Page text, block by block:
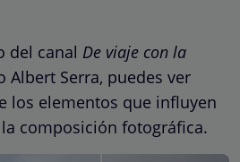
del canal De viaje con la
Albert Serra, puedes ver
los elementos que influyen
composición fotográfica.